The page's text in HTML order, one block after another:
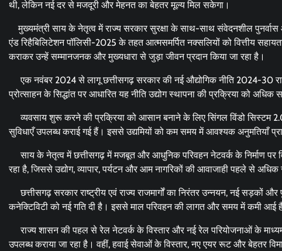
थी, लेकिन नई दर से मजदूरी और मेहनत का बेहतर मूल्य मिल सकेगा।
मुख्यमंत्री साय के नेतृत्व में राज्य सरकार सुरक्षा के साथ-साथ संवेदनशील
एंड रिहैबिलिटेशन पॉलिसी-2025 के तहत आत्मसमर्पित नक्सलियों को वित्तीय
कराकर उन्हें सम्मानजनक और मुख्यधारा से जुड़ा जीवन प्रदान किया जा रहा है।
एक नवंबर 2024 से लागू छत्तीसगढ़ सरकार की नई औद्योगिक नीति 2024-30
प्रोत्साहन के सिद्धांत पर आधारित यह नीति उद्योग स्थापना की प्रक्रिया को
व्यवसाय शुरू करने की प्रक्रिया को आसान बनाने के लिए सिंगल विंडो सिस्टम
सुविधाएँ उपलब्ध कराई गई हैं। इससे उद्यमियों को कम समय में आवश्यक अनुमतियाँ
साय के नेतृत्व में छत्तीसगढ़ में मजबूत और आधुनिक परिवहन नेटवर्क के निर्माण पर
रहा है, जिससे उद्योग, व्यापार, पर्यटन और आम नागरिकों की आवाजाही पहले से
छत्तीसगढ़ सरकार राष्ट्रीय एवं राज्य राजमार्गों का निरंतर उन्नयन, नई सड़कों
कनेक्टिविटी को नई गति दी है। इससे माल परिवहन की लागत और समय में कमी आई
राज्य शासन की पहल से रेल नेटवर्क के विस्तार और नई रेल परियोजनाओं के
उपलब्ध कराया जा रहा है। वहीं, हवाई सेवाओं के विस्तार, नए एयर रूट और बेहतर